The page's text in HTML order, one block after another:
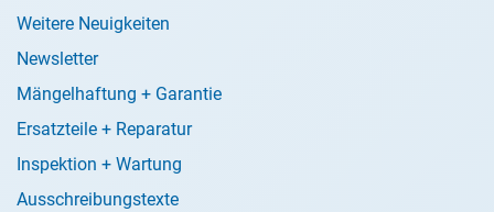
Weitere Neuigkeiten
Newsletter
Mängelhaftung + Garantie
Ersatzteile + Reparatur
Inspektion + Wartung
Ausschreibungstexte